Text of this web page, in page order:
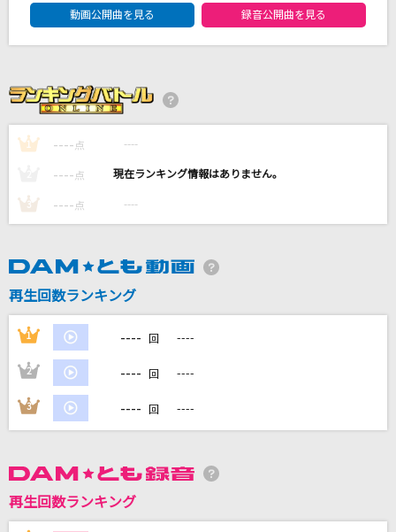
花無双
アイナ・ジ・エンド
ラヴレター
夏色まつり
コイスルオトメ
いきものがかり
キラー
BURN
FLOW
DAMの新曲・ランキングなど
DAMに会員登録・ログインして
動画公開曲を見る 録音公開曲を見る
1 ---- 点 ----
---- 点 ----
3 ---- 点 ----
再生回数ランキング
1 ---- 回 ----
2 ---- 回 ----
3 ---- 回 ----
再生回数ランキング